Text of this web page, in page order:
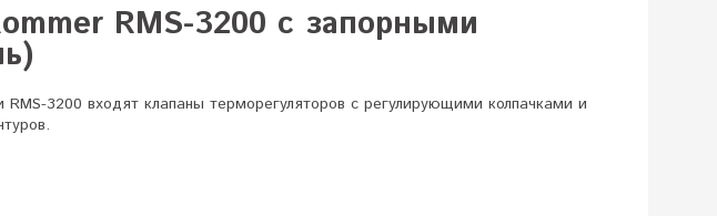
RMS-3200 с запорными
3200 входят клапаны терморегуляторов с регулирующими колпачками и